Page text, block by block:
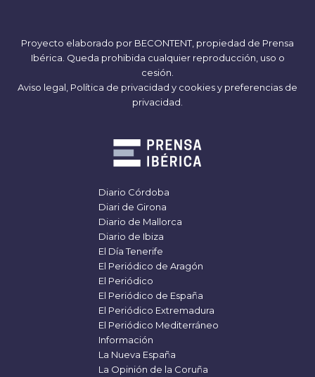
Proyecto elaborado por BECONTENT, propiedad de Prensa
Ibérica. Queda prohibida cualquier reproducción, uso o
cesión.
Aviso legal, Política de privacidad y cookiesy preferencias de
privacidad
Diario Córdoba
Diari de Girona
Diario de Mallorca
Diario de Ibiza
El Día Tenerife
El Periódico de Aragón
El Periódico
El Periódico de España
El Periódico Extremadura
El Periódico Mediterráneo
Información
La Nueva España
La Opinión de la Coruña